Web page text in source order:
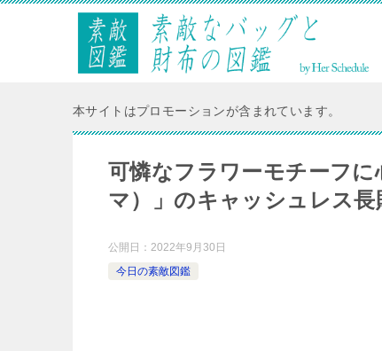
本サイトはプロモーションが含まれています。
可憐なフラワーモチーフ
マ）」のキャッシュレス長
公開日： 2022年9月30日
今日の素敵図鑑